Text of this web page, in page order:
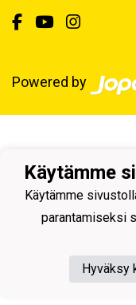
Powered by
Käytämme
Käytämme
parantamiseksi
Hyväksy